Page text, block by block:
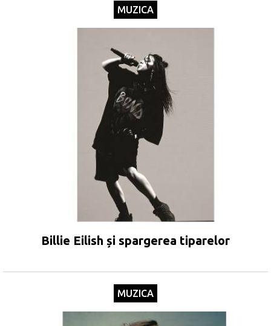
MUZICA
Billie Eilish și spargerea tiparelor
MUZICA